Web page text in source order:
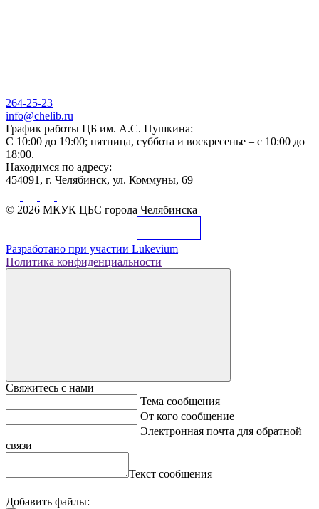
264-25-23
info@chelib.ru
График работы ЦБ им. А.С. Пушкина:
С 10:00 до 19:00; пятница, суббота и воскресенье – с 10:00 до
18:00.
Находимся по адресу:
454091, г. Челябинск, ул. Коммуны, 69
© 2026 МКУК ЦБС города Челябинска
Разработано при участии Lukevium
Политика конфиденциальности
Свяжитесь с нами
Тема сообщения
От кого сообщение
Электронная почта для обратной
связи
Текст сообщения
Добавить файлы: